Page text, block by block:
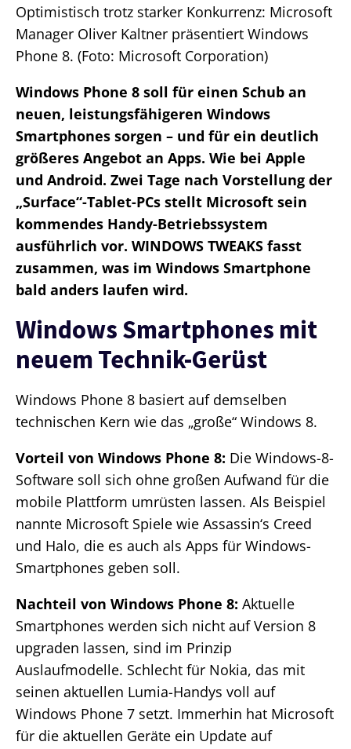
Optimistisch trotz starker Konkurrenz: Microsoft
Manager Oliver Kaltner präsentiert Windows
Phone 8. (Foto: Microsoft Corporation)
Windows Phone 8 soll für einen Schub an
neuen, leistungsfähigeren Windows
Smartphones sorgen – und für ein deutlich
größeres Angebot an Apps. Wie bei Apple
und Android. Zwei Tage nach Vorstellung der
„Surface“-Tablet-PCs stellt Microsoft sein
kommendes Handy-Betriebssystem
ausführlich vor. WINDOWS TWEAKS fasst
zusammen, was im Windows Smartphone
bald anders laufen wird.
Windows Smartphones mit
neuem Technik-Gerüst
Windows Phone 8 basiert auf demselben
technischen Kern wie das „große“ Windows 8.
Vorteil von Windows Phone 8: Die Windows-8-
Software soll sich ohne großen Aufwand für die
mobile Plattform umrüsten lassen. Als Beispiel
nannte Microsoft Spiele wie Assassin‘s Creed
und Halo, die es auch als Apps für Windows-
Smartphones geben soll.
Nachteil von Windows Phone 8: Aktuelle
Smartphones werden sich nicht auf Version 8
upgraden lassen, sind im Prinzip
Auslaufmodelle. Schlecht für Nokia, das mit
seinen aktuellen Lumia-Handys voll auf
Windows Phone 7 setzt. Immerhin hat Microsoft
für die aktuellen Geräte ein Update auf